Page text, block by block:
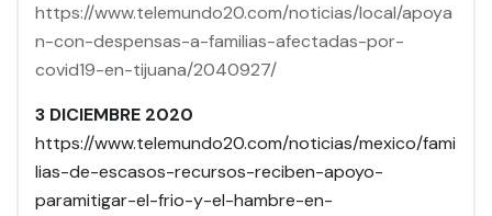
https://www.telemundo20.com/noticias/local/apoya
n-con-despensas-a-familias-afectadas-por-
covid19-en-tijuana/2040927/
3 DICIEMBRE 2020
https://www.telemundo20.com/noticias/mexico/fami
lias-de-escasos-recursos-reciben-apoyo-
paramitigar-el-frio-y-el-hambre-en-